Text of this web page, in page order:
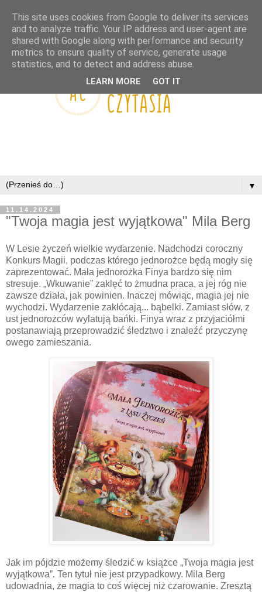
▼
11.14.2024
"Twoja magia jest wyjątkowa" Mila Berg
W Lesie życzeń wielkie wydarzenie. Nadchodzi coroczny
Konkurs Magii, podczas którego jednorożce będą mogły się
zaprezentować. Mała jednorożka Finya bardzo się nim
stresuje. „Wkuwanie” zaklęć to żmudna praca, a jej róg nie
zawsze działa, jak powinien. Inaczej mówiąc, magia jej nie
wychodzi. Wydarzenie zakłócają... bąbelki. Zamiast słów, z
ust jednorożców wylatują bańki. Finya wraz z przyjaciółmi
postanawiają przeprowadzić śledztwo i znaleźć przyczynę
owego zamieszania.
Jak im pójdzie możemy śledzić w książce „Twoja magia jest
wyjątkowa”. Ten tytuł nie jest przypadkowy. Mila Berg
udowadnia, że magia to coś więcej niż czarowanie. Zresztą
This site uses cookies from Google to deliver its services
and to analyze traffic. Your IP address and user-agent are
shared with Google along with performance and security
metrics to ensure quality of service, generate usage
statistics, and to detect and address abuse.
LEARN MORE GOT IT